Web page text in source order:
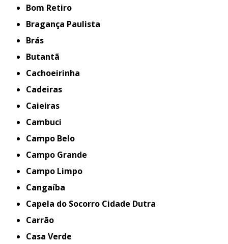
Bom Retiro
Bragança Paulista
Brás
Butantã
Cachoeirinha
Cadeiras
Caieiras
Cambuci
Campo Belo
Campo Grande
Campo Limpo
Cangaíba
Capela do Socorro Cidade Dutra
Carrão
Casa Verde